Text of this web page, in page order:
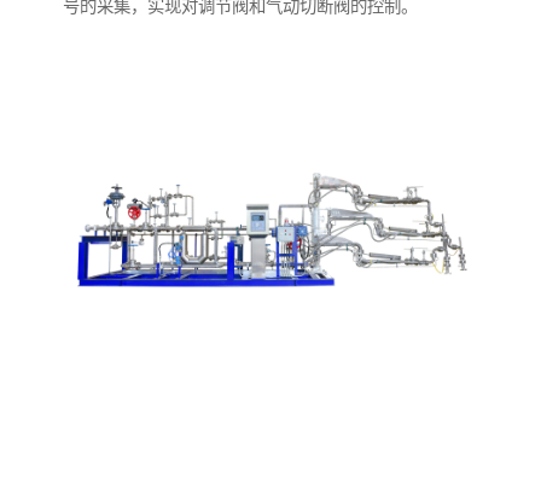
号的采集，实现对调节阀和气动切断阀的控制。